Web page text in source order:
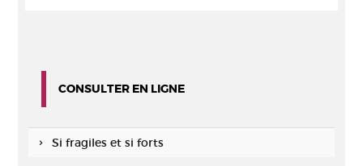
CONSULTER EN LIGNE
Si fragiles et si forts